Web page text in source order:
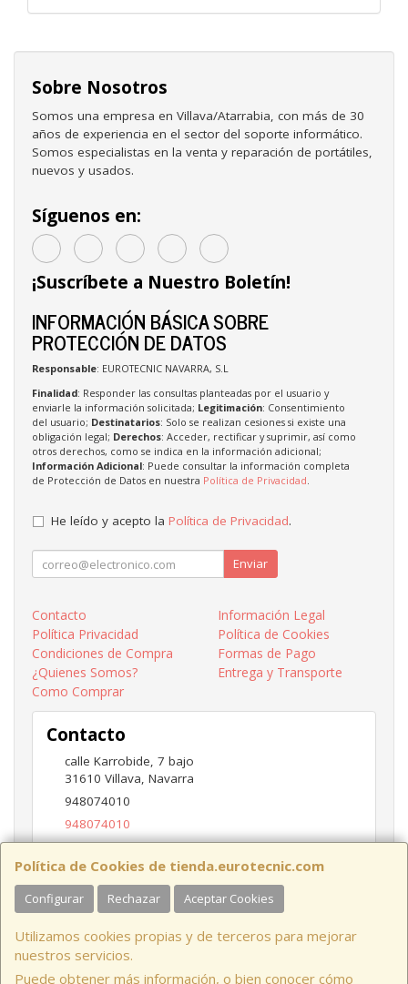
Política de Cookies de tienda.eurotecnic.com
Configurar Rechazar Aceptar Cookies
Utilizamos cookies propias y de terceros para mejorar
nuestros servicios.
Puede obtener más información, o bien conocer cómo
Sobre Nosotros
Somos una empresa en Villava/Atarrabia, con más de 30
años de experiencia en el sector del soporte informático.
Somos especialistas en la venta y reparación de portátiles,
nuevos y usados.
Síguenos en:
¡Suscríbete a Nuestro Boletín!
INFORMACIÓN BÁSICA SOBRE
PROTECCIÓN DE DATOS
Responsable: EUROTECNIC NAVARRA, S.L
Finalidad: Responder las consultas planteadas por el usuario y
enviarle la información solicitada; Legitimación: Consentimiento
del usuario; Destinatarios: Solo se realizan cesiones si existe una
obligación legal; Derechos: Acceder, rectificar y suprimir, así como
otros derechos, como se indica en la información adicional;
Información Adicional: Puede consultar la información completa
de Protección de Datos en nuestra Política de Privacidad
He leído y acepto la Política de Privacidad.
Enviar
Contacto
Información Legal
Política Privacidad
Política de Cookies
Condiciones de Compra
Formas de Pago
¿Quienes Somos?
Entrega y Transporte
Como Comprar
Contacto
calle Karrobide, 7 bajo
31610 Villava, Navarra
948074010
948074010
ventas@eurotecnic.com
Horario
9 a 13:30Hs y 16:30 a 19Hs